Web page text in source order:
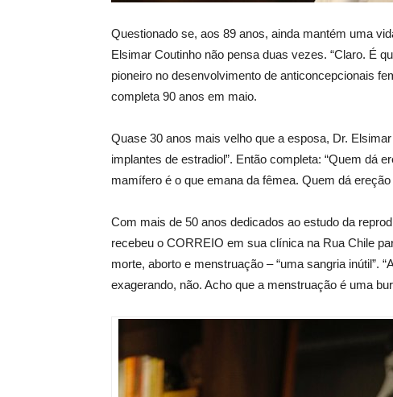
Questionado se, aos 89 anos, ainda mantém uma
Elsimar Coutinho não pensa duas vezes. “Claro. É
pioneiro no desenvolvimento de anticoncepcionais
completa 90 anos em maio.
Quase 30 anos mais velho que a esposa, Dr.
implantes de estradiol”. Então completa: “Quem dá
mamífero é o que emana da fêmea. Quem dá ereção
Com mais de 50 anos dedicados ao estudo da
recebeu o CORREIO em sua clínica na Rua Chile
morte, aborto e menstruação – “uma sangria inútil”.
exagerando, não. Acho que a menstruação é uma